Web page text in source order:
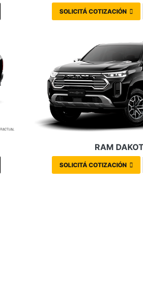
SOLICITÁ COTIZACIÓN
RAM
SOLICITÁ COTIZACIÓN